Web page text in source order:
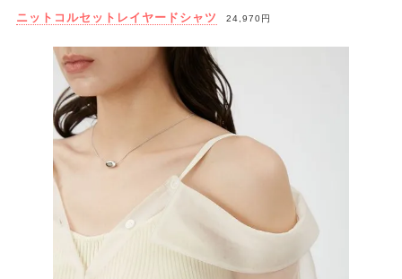
ニットコルセットレイヤードシャツ 24,970円